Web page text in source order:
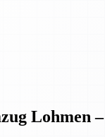
Lohmen